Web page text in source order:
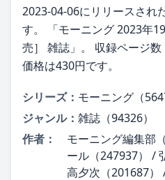
2023-04-06にリリースされ
す。 「モーニング 2023年
売］ 雑誌」。 収録ページ
価格は430円です。
シリーズ： モーニング（
ジャンル： 雑誌（94326）
作者：
モーニング編集部
ール（247937） /
高夕次（201687